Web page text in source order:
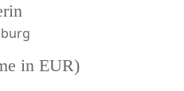
in EUR)